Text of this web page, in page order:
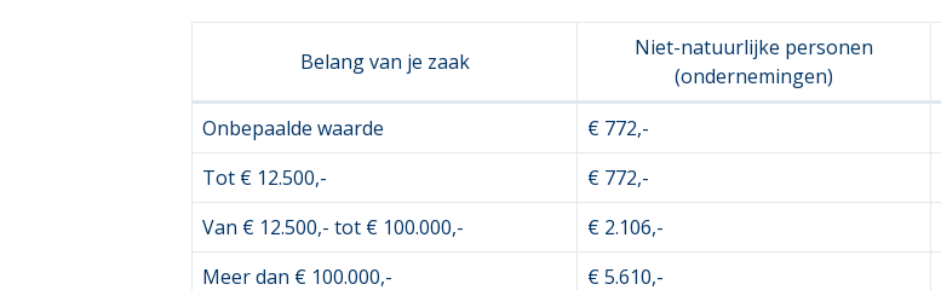
Belang van je zaak
Niet-natuurlijke personen
(ondernemingen)
Onbepaalde waarde
€ 772,-
Tot € 12.500,-
€ 772,-
Van € 12.500,- tot € 100.000,-
€ 2.106,-
Meer dan € 100.000,-
€ 5.610,-